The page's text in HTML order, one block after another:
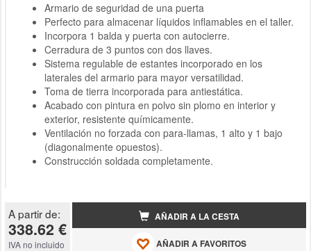
Armario de seguridad de una puerta
Perfecto para almacenar líquidos inflamables en el taller.
Incorpora 1 balda y puerta con autocierre.
Cerradura de 3 puntos con dos llaves.
Sistema regulable de estantes incorporado en los
laterales del armario para mayor versatilidad.
Toma de tierra incorporada para antiestática.
Acabado con pintura en polvo sin plomo en interior y
exterior, resistente químicamente.
Ventilación no forzada con para-llamas, 1 alto y 1 bajo
(diagonalmente opuestos).
Construcción soldada completamente.
A partir de:
338.62 €
IVA no incluido
AÑADIR A LA CESTA
AÑADIR A FAVORITOS